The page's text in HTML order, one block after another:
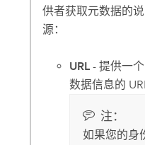
供者获取元数据的
源：
URL - 提供一
数据信息的
注：
如果您的身